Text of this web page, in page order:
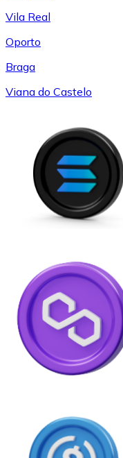
Vila Real
Oporto
Braga
Viana do Castelo